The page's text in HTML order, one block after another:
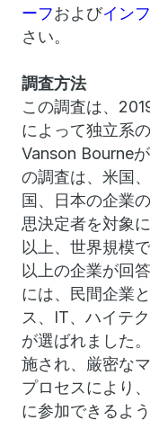
ーフおよびイン
さい。
調査方法
この調査は、
によって独立系
Vanson Bourne
の調査は、米国
国、日本の企業
思決定者を対象
以上、世界規模
以上の企業が回
には、民間企業
ス、IT、ハイテ
が選ばれました
施され、厳密な
プロセスにより
に参加できるよ